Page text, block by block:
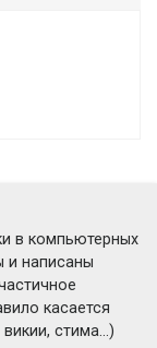
в компьютерных
и написаны
касается
стима...)